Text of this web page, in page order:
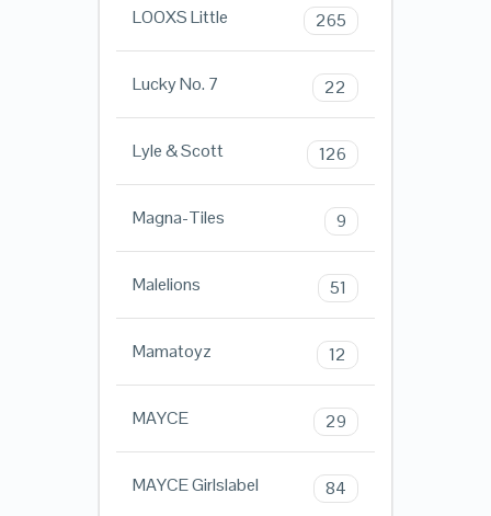
LOOXS Little 265
Lucky No. 7 22
Lyle & Scott 126
Magna-Tiles 9
Malelions 51
Mamatoyz 12
MAYCE 29
MAYCE Girlslabel 84